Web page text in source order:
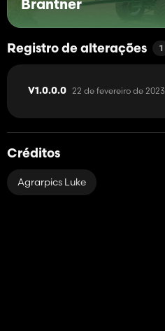
Brantner
Registro de alterações 1
V1.0.0.0 22 de fevereiro de 2023
Créditos
Agrarpics Luke